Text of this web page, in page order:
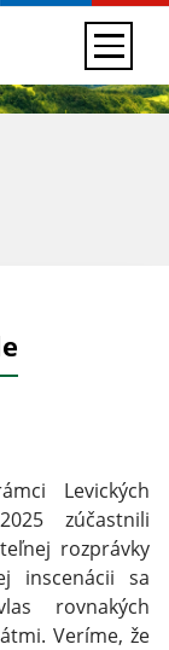
Levických
zúčastnili
rozprávky
inscenácii sa
rovnakých
Veríme, že